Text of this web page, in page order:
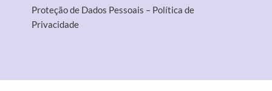
Proteção de Dados Pessoais – Política de
Privacidade